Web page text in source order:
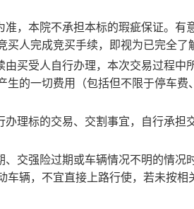
准，本院不承担本标的瑕疵保证。
买人完成竞买手续，即视为已完全
由买受人自行办理，本次交易过程
生的一切费用（包括但不限于停车
办理标的交易、交割事宜，自行承
、交强险过期或车辆情况不明的情
车辆，不宜直接上路行使，若未按